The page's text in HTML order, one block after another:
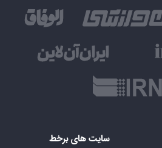
سایت های برخط